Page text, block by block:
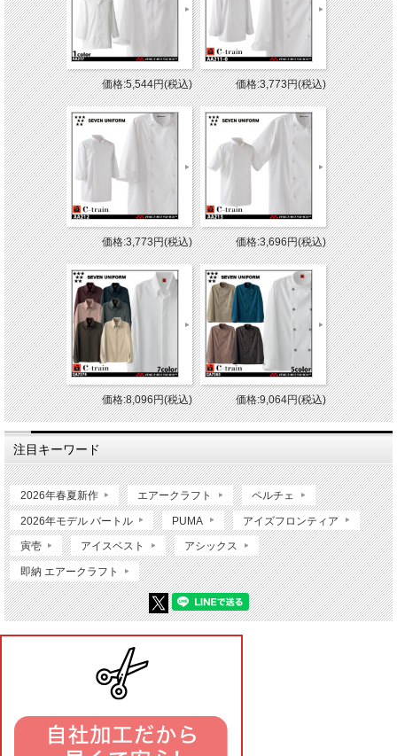
価格:5,544円(税込) 価格:3,773円(税込)
価格:3,773円(税込) 価格:3,696円(税込)
価格:8,096円(税込) 価格:9,064円(税込)
注目キーワード
2026年春夏新作 エアークラフト ペルチェ
2026年モデル バートル PUMA アイズフロンティア
寅壱 アイスベスト アシックス
即納 エアークラフト